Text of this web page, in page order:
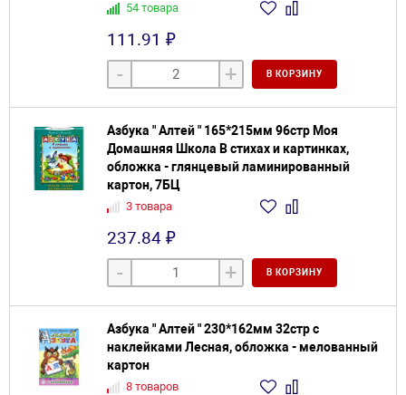
54 товара
111.91 ₽
- + В КОРЗИНУ
Азбука " Алтей " 165*215мм 96стр Моя
Домашняя Школа В стихах и картинках,
обложка - глянцевый ламинированный
картон, 7БЦ
3 товара
237.84 ₽
- + В КОРЗИНУ
Азбука " Алтей " 230*162мм 32стр с
наклейками Лесная, обложка - мелованный
картон
8 товаров